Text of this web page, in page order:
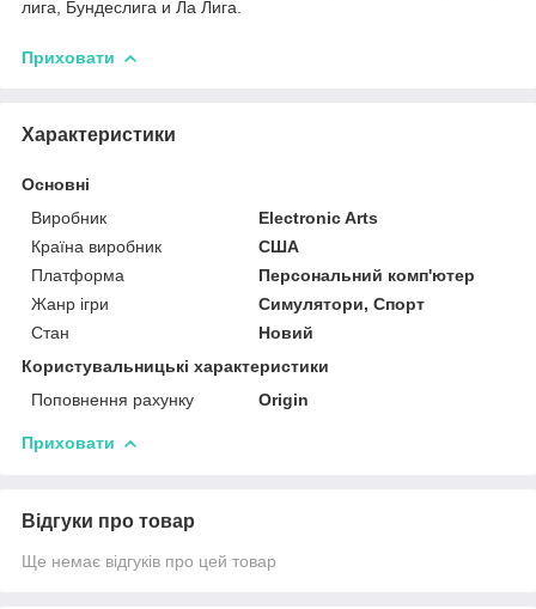
лига, Бундеслига и Ла Лига.
Приховати
Характеристики
Основні
Виробник
Electronic Arts
Країна виробник
США
Платформа
Персональний комп'ютер
Жанр ігри
Симулятори, Спорт
Стан
Новий
Користувальницькі характеристики
Поповнення рахунку
Origin
Приховати
Відгуки про товар
Ще немає відгуків про цей товар